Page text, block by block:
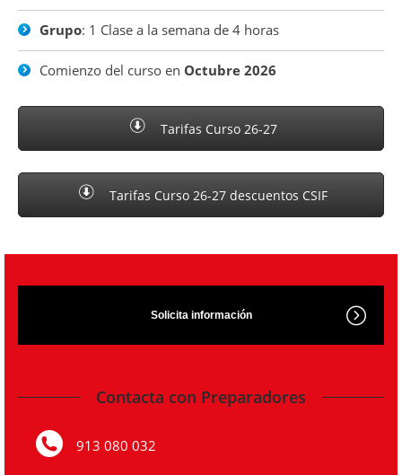
Grupo: 1 Clase a la semana de 4 horas
Comienzo del curso en Octubre 2026
Tarifas Curso 26-27
Tarifas Curso 26-27 descuentos CSIF
Solicita información
Contacta con Preparadores
913 080 032